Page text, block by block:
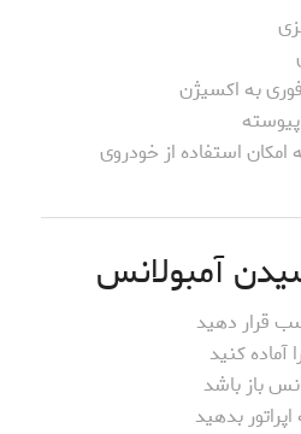
به اکسیژن
پیوسته
امکان استفاده از خودروی
آمبولانس
قرار دهید
آماده کنید
باز باشد
بدهید